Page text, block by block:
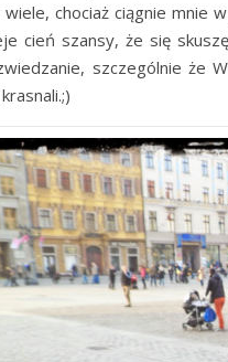
chociaż ciągnie mnie
cień szansy, że się
szczególnie że